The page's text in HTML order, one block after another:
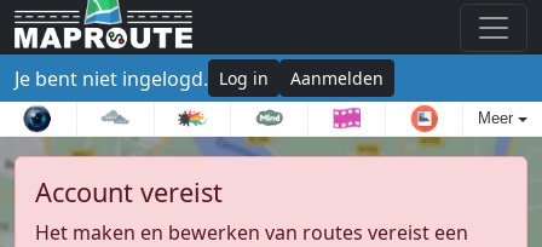
Je bent niet ingelogd. Log in Aanmelden
Meer
Account vereist
Het maken en bewerken van routes vereist een